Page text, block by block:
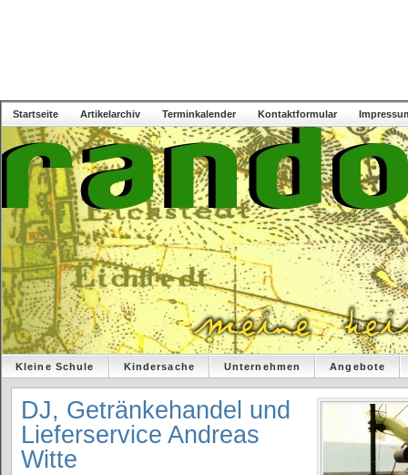
Startseite Artikelarchiv Terminkalender Kontaktformular
Kleine Schule Kindersache Unternehmen Angebote
DJ, Getränkehandel und
Lieferservice Andreas
Witte